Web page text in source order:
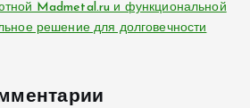
Madmetal.ru и функциональной
решение для долговечности